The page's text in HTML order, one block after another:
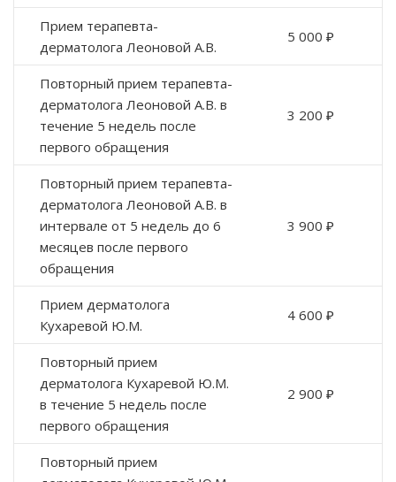
Прием терапевта-
дерматолога Леоновой А.В.
5 000 ₽
Повторный прием терапевта-
дерматолога Леоновой А.В. в
течение 5 недель после
первого обращения
3 200 ₽
Повторный прием терапевта-
дерматолога Леоновой А.В. в
интервале от 5 недель до 6
месяцев после первого
обращения
3 900 ₽
Прием дерматолога
Кухаревой Ю.М.
4 600 ₽
Повторный прием
дерматолога Кухаревой Ю.М.
в течение 5 недель после
первого обращения
2 900 ₽
Повторный прием